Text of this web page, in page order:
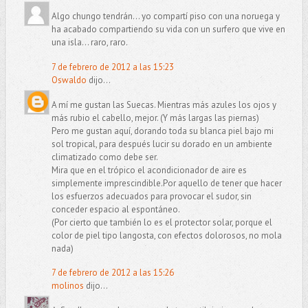
Algo chungo tendrán... yo compartí piso con una noruega y
ha acabado compartiendo su vida con un surfero que vive en
una isla... raro, raro.
7 de febrero de 2012 a las 15:23
Oswaldo dijo...
A mí me gustan las Suecas. Mientras más azules los ojos y
más rubio el cabello, mejor. (Y más largas las piernas)
Pero me gustan aquí, dorando toda su blanca piel bajo mi
sol tropical, para después lucir su dorado en un ambiente
climatizado como debe ser.
Mira que en el trópico el acondicionador de aire es
simplemente imprescindible.Por aquello de tener que hacer
los esfuerzos adecuados para provocar el sudor, sin
conceder espacio al espontáneo.
(Por cierto que también lo es el protector solar, porque el
color de piel tipo langosta, con efectos dolorosos, no mola
nada)
7 de febrero de 2012 a las 15:26
molinos dijo...